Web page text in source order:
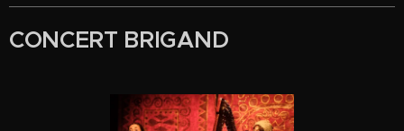
CONCERT BRIGAND